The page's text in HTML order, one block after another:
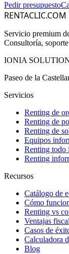
Pedir presupuesto
RENTACLIC.COM
Servicio premium
Consultoría,
IONIA
Paseo de la
Servicios
Renting de
Renting de
Renting de
Equipos
Renting todo
Renting
Recursos
Catálogo de
Cómo
Renting vs
Ventajas
Casos de
Calculadora
Blog